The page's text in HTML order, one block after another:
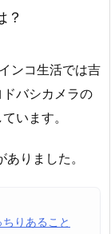
？
ンコ生活では吉
バシカメラの
います。
りました。
りあること